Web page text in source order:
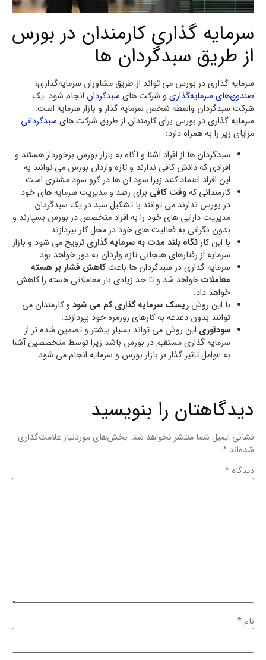
سرمایه گذاری کارمندان در بورس
از طریق سبدگردان ها
سرمایه گذاری در بورس می تواند از طریق مشاوران سرمایه‌گذاری،
صندوق‌های سرمایه‌گذاری و شرکت های سبدگردان انجام شود. یک
شرکت سبدگردان واسطه شخص سرمایه گذار و بازار سرمایه است.
سرمایه گذاری در بورس برای کارمندان از طریق شرکت های سبدگردانی
مزایای زیر را به همراه دارد:
سبدگردان ها از افراد آشنا و آگاه به بازار بورس برخوردار هستند و
افرادی که دانش کافی ندارند و تازه واردان بورس می توانند به
این افراد اعتماد کنند زیرا سود آن ها در گرو سود مشتری است.
کارمندانی کهوقت کافی برای رصد و مدیریت سرمایه های خود
در بورس ندارند می توانند با تشکیل سبد در یک سبدگردان
مدیریت دارایی های خود را به افراد متخصص در بورس بسپارند و
بدون نگرانی به فعالیت های خود در محل کار بپردازند.
با این کارنگاه بلند مدت به سرمایه گذاری ترویج می شود و بازار
سرمایه از رفتارهای هیجانی تازه واردان به دور خواهد بود.
سرمایه گذاری در سبدگردان ها باعثکاهش فشار بر هسته
معاملات خواهد شد و تا حد زیادی بار معاملاتی هسته را کاهش
خواهد داد.
با این روش ریسک سرمایه گذاری کم می شود و کارمندان می
توانند بدون دغدغه به کارهای روزمره خود بپردازند.
سودآوری این روش می تواند بسیار بیشتر و تضمین شده تر از
سرمایه گذاری مستقیم در بورس باشد زیرا توسط متخصصین آشنا
به عوامل تاثیر گذار بر بازار بورس و سرمایه انجام می شود.
دیدگاهتان را بنویسید
نشانی ایمیل شما منتشر نخواهد شد. بخش‌های موردنیاز علامت‌گذاری
شده‌اند *
دیدگاه *
نام*